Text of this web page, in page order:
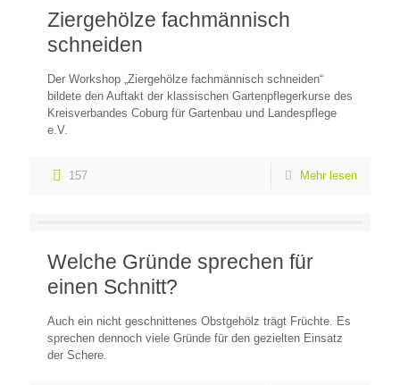
Ziergehölze fachmännisch
schneiden
Der Workshop „Ziergehölze fachmännisch schneiden“
bildete den Auftakt der klassischen Gartenpflegerkurse des
Kreisverbandes Coburg für Gartenbau und Landespflege
e.V.
157 Mehr lesen
Welche Gründe sprechen für
einen Schnitt?
Auch ein nicht geschnittenes Obstgehölz trägt Früchte. Es
sprechen dennoch viele Gründe für den gezielten Einsatz
der Schere.